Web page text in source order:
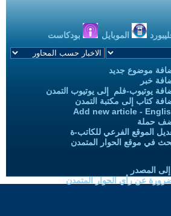
الموبايل بودكاست
موضوع جديد
خبر
يوتيوب-فلم إلى يوتيوب التمدن
كتاب إلى مكتبة التمدن
Add new article -
حملة
الموقع الفرعي للكاتب-ة
في موقع الحوار المتمدن
المصدر
عن رأي الحوار المتمدن